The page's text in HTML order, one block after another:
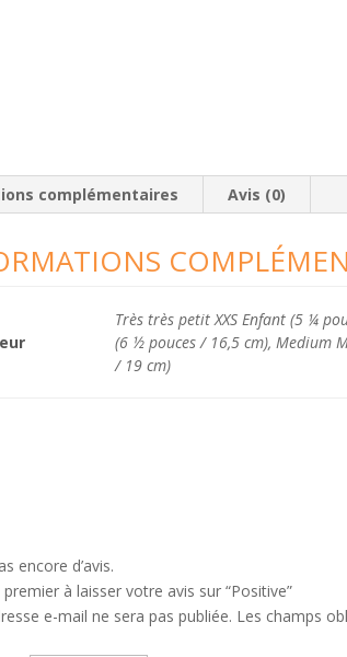
complémentaires Avis (0)
Très très petit XXS Enfant (5 ¼
(6 ½ pouces / 16,5 cm), Medium
/ 19 cm)
encore d’avis.
premier à laisser votre avis sur “Positive”
e-mail ne sera pas publiée. Les champs